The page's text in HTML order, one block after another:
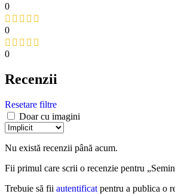
0
0
0
Recenzii
Resetare filtre
Doar cu imagini
Nu există recenzii până acum.
Fii primul care scrii o recenzie pentru
Trebuie să fii autentificat pentru a publica o